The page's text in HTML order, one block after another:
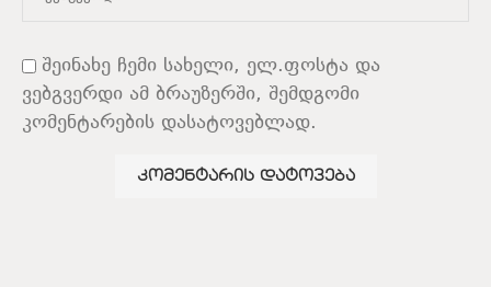
შეინახე ჩემი სახელი, ელ.ფოსტა და
ვებგვერდი ამ ბრაუზერში, შემდგომი
კომენტარების დასატოვებლად.